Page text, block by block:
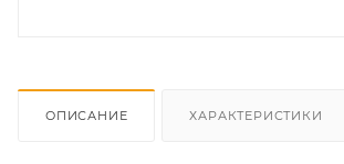
ОПИСАНИЕ ХАРАКТЕРИСТИКИ